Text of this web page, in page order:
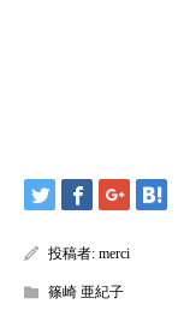
投稿者: merci
篠崎 亜紀子